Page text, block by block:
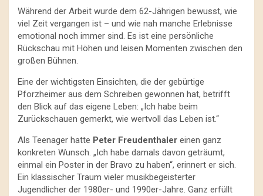
Während der Arbeit wurde dem 62-Jährigen bewusst, wie
viel Zeit vergangen ist – und wie nah manche Erlebnisse
emotional noch immer sind. Es ist eine persönliche
Rückschau mit Höhen und leisen Momenten zwischen den
großen Bühnen.
Eine der wichtigsten Einsichten, die der gebürtige
Pforzheimer aus dem Schreiben gewonnen hat, betrifft
den Blick auf das eigene Leben: „Ich habe beim
Zurückschauen gemerkt, wie wertvoll das Leben ist.“
Als Teenager hatte Peter Freudenthaler einen ganz
konkreten Wunsch. „Ich habe damals davon geträumt,
einmal ein Poster in der Bravo zu haben“, erinnert er sich.
Ein klassischer Traum vieler musikbegeisterter
Jugendlicher der 1980er- und 1990er-Jahre. Ganz erfüllt